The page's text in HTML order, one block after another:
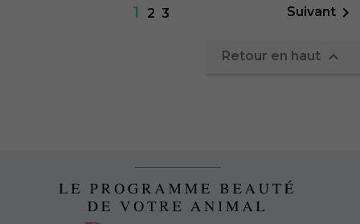
1 2 3 Suivant 
Retour en haut 